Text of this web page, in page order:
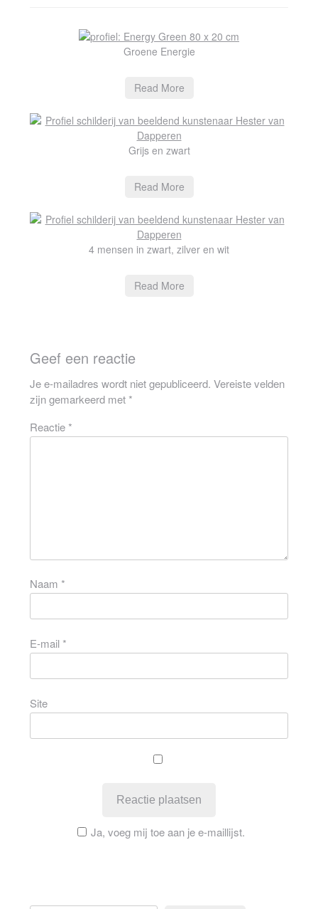
Groene Energie
Read More
Grijs en zwart
Read More
4 mensen in zwart, zilver en wit
Read More
Geef een reactie
Je e-mailadres wordt niet gepubliceerd. Vereiste velden
zijn gemarkeerd met*
Reactie*
Naam*
E-mail*
Site
Ja, voeg mij toe aan je e-maillijst.